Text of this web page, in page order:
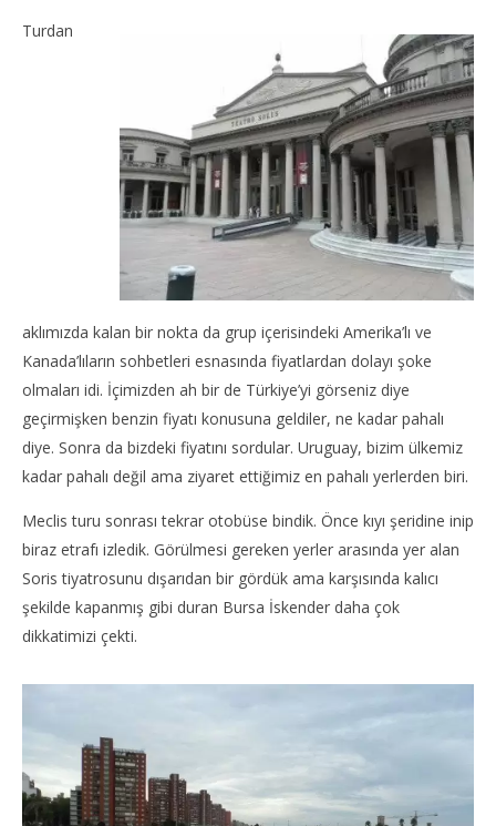
Turdan
aklımızda kalan bir nokta da grup içerisindeki Amerika’lı ve
Kanada’lıların sohbetleri esnasında fiyatlardan dolayı şoke
olmaları idi. İçimizden ah bir de Türkiye’yi görseniz diye
geçirmişken benzin fiyatı konusuna geldiler, ne kadar pahalı
diye. Sonra da bizdeki fiyatını sordular. Uruguay, bizim ülkemiz
kadar pahalı değil ama ziyaret ettiğimiz en pahalı yerlerden biri.
Meclis turu sonrası tekrar otobüse bindik. Önce kıyı şeridine inip
biraz etrafı izledik. Görülmesi gereken yerler arasında yer alan
Soris tiyatrosunu dışarıdan bir gördük ama karşısında kalıcı
şekilde kapanmış gibi duran Bursa İskender daha çok
dikkatimizi çekti.